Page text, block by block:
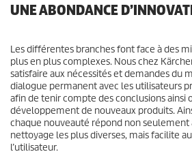
UNE ABONDANCE
Les différentes branches font face à des
plus en plus complexes. Nous chez
satisfaire aux nécessités et demandes du
dialogue permanent avec les utilisateurs
afin de tenir compte des conclusions ainsi
développement de nouveaux produits.
chaque nouveauté répond non seulement
nettoyage les plus diverses, mais facilite
l’utilisateur.